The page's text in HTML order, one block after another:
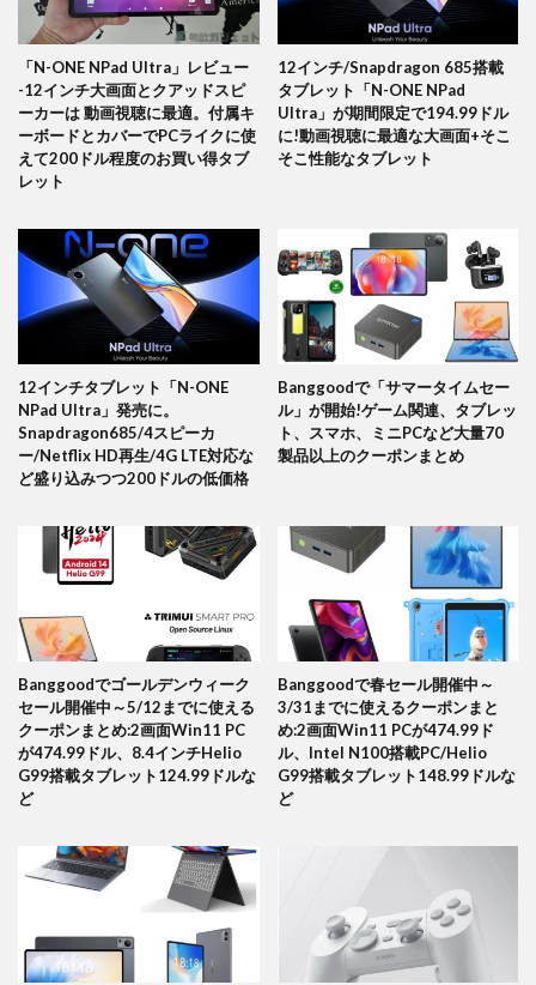
「N-ONE NPad Ultra」レビュー
-12インチ大画面とクアッドスピ
ーカーは 動画視聴に最適。付属キ
ーボードとカバーでPCライクに使
えて200ドル程度のお買い得タブ
レット
12インチ/Snapdragon 685搭載
タブレット「N-ONE NPad
Ultra」が期間限定で194.99ドル
に!動画視聴に最適な大画面+そこ
そこ性能なタブレット
12インチタブレット「N-ONE
NPad Ultra」発売に。
Snapdragon685/4スピーカ
ー/Netflix HD再生/4G LTE対応な
ど盛り込みつつ200ドルの低価格
Banggoodで「サマータイムセー
ル」が開始!ゲーム関連、タブレッ
ト、スマホ、ミニPCなど大量70
製品以上のクーポンまとめ
Banggoodでゴールデンウィーク
セール開催中～5/12までに使える
クーポンまとめ:2画面Win11 PC
が474.99ドル、8.4インチHelio
G99搭載タブレット124.99ドルな
ど
Banggoodで春セール開催中～
3/31までに使えるクーポンまと
め:2画面Win11 PCが474.99ド
ル、Intel N100搭載PC/Helio
G99搭載タブレット148.99ドルな
ど